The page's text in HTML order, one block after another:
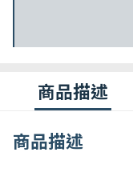
商品描述
商品描述